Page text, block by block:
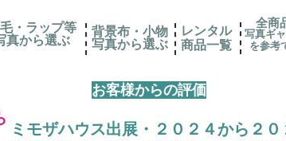
・ラップ等
真から選ぶ
背景布・小物
​写真から選ぶ
レンタル
​商品一覧
写真ギ
を参考
全商
お客様からの評価
ミモザハウス出展・２０２４から２０